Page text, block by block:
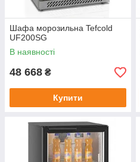
Шафа морозильна Tefcold
UF200SG
В наявності
48 668 ₴
Купити